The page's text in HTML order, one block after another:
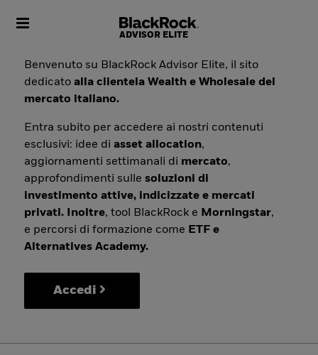
Toggle navigation
Benvenuto su BlackRock Advisor Elite, il sito
dedicatoalla clientela Wealth e Wholesale del
mercato italiano.
Entra subito per accedere ai nostri contenuti
esclusivi: idee diasset allocation,
aggiornamenti settimanali di mercato,
approfondimenti sullesoluzioni di
investimento attive, indicizzate e mercati
privati. Inoltre, tool BlackRock e Morningstar,
e percorsi di formazione come ETF e
Alternatives Academy.
Accedi